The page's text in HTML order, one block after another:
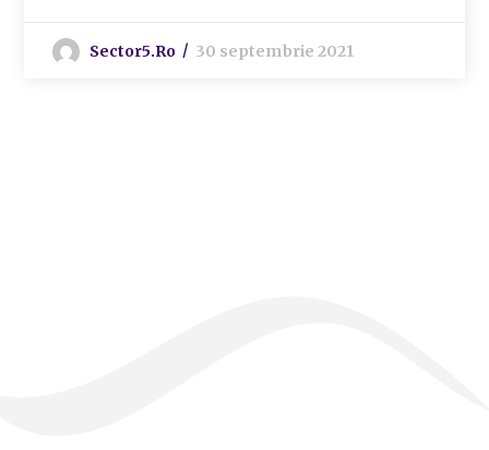
Sector5.ro 30 septembrie 2021